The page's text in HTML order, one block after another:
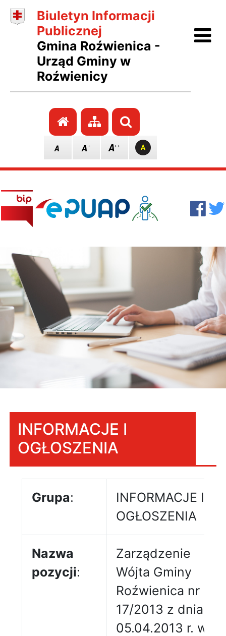
Biuletyn Informacji
Publicznej
Gmina Roźwienica -
Urząd Gminy w
Roźwienicy
Przejdź do strony głównej
Przejdź do mapy
Szukaj
INFORMACJE I
OGŁOSZENIA
Grupa:
INFORMACJE I
OGŁOSZENIA
Nazwa
pozycji:
Zarządzenie
Wójta Gminy
Roźwienica nr
17/2013 z dnia
05.04.2013 r. w